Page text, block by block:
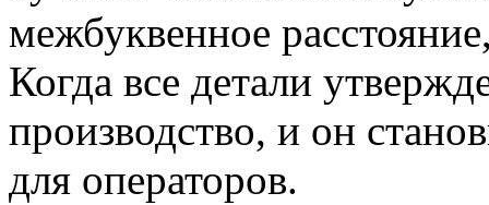
межбуквенное
Когда все детали
производство, и он
для операторов.